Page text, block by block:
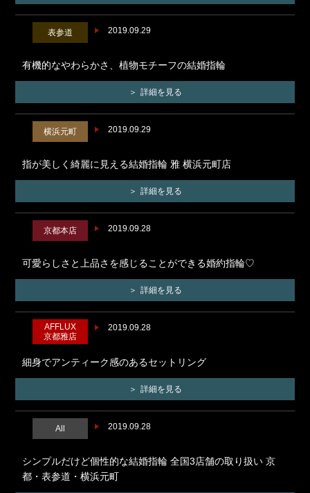
2019.09.29
表参道
有機的なやわらかさ、植物モチーフの結婚指輪
詳細を見る
2019.09.29
横浜元町
指が美しく綺麗に見える結婚指輪 雅 横浜元町店
詳細を見る
2019.09.28
京都本店
可愛らしさと上品さを感じることができる婚約指輪♡
詳細を見る
2019.09.28
AFFLUX
京都雅店
細身でアンティーク感のあるセットリング
詳細を見る
2019.09.28
All
シンプルだけど個性的な結婚指輪 全国3店舗の取り扱い 京
都・表参道・横浜元町